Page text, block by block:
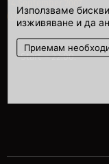
Използваме
изживяване и да
Приемам
00:00
Start – 22:00.